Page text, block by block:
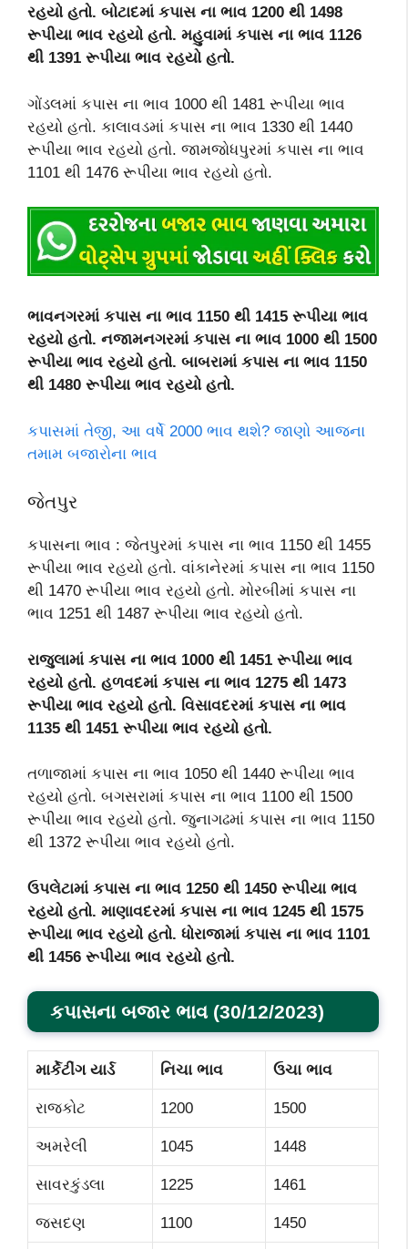
રહયો હતો. બોટાદમાં કપાસ ના ભાવ 1200 થી 1498
રૂપીયા ભાવ રહયો હતો. મહુવામાં કપાસ ના ભાવ 1126
થી 1391 રૂપીયા ભાવ રહયો હતો.
ગોંડલમાં કપાસ ના ભાવ 1000 થી 1481 રૂપીયા ભાવ
રહયો હતો. કાલાવડમાં કપાસ ના ભાવ 1330 થી 1440
રૂપીયા ભાવ રહયો હતો. જામજોધપુરમાં કપાસ ના ભાવ
1101 થી 1476 રૂપીયા ભાવ રહયો હતો.
ભાવનગરમાં કપાસ ના ભાવ 1150 થી 1415 રૂપીયા ભાવ
રહયો હતો. નજામનગરમાં કપાસ ના ભાવ 1000 થી 1500
રૂપીયા ભાવ રહયો હતો. બાબરામાં કપાસ ના ભાવ 1150
થી 1480 રૂપીયા ભાવ રહયો હતો.
કપાસમાં તેજી, આ વર્ષે 2000 ભાવ થશે? જાણો આજના
તમામ બજારોના ભાવ
જેતપુર
કપાસના ભાવ : જેતપુરમાં કપાસ ના ભાવ 1150 થી 1455
રૂપીયા ભાવ રહયો હતો. વાંકાનેરમાં કપાસ ના ભાવ 1150
થી 1470 રૂપીયા ભાવ રહયો હતો. મોરબીમાં કપાસ ના
ભાવ 1251 થી 1487 રૂપીયા ભાવ રહયો હતો.
રાજુલામાં કપાસ ના ભાવ 1000 થી 1451 રૂપીયા ભાવ
રહયો હતો. હળવદમાં કપાસ ના ભાવ 1275 થી 1473
રૂપીયા ભાવ રહયો હતો. વિસાવદરમાં કપાસ ના ભાવ
1135 થી 1451 રૂપીયા ભાવ રહયો હતો.
તળાજામાં કપાસ ના ભાવ 1050 થી 1440 રૂપીયા ભાવ
રહયો હતો. બગસરામાં કપાસ ના ભાવ 1100 થી 1500
રૂપીયા ભાવ રહયો હતો. જુનાગઢમાં કપાસ ના ભાવ 1150
થી 1372 રૂપીયા ભાવ રહયો હતો.
ઉપલેટામાં કપાસ ના ભાવ 1250 થી 1450 રૂપીયા ભાવ
રહયો હતો. માણાવદરમાં કપાસ ના ભાવ 1245 થી 1575
રૂપીયા ભાવ રહયો હતો. ધોરાજામાં કપાસ ના ભાવ 1101
થી 1456 રૂપીયા ભાવ રહયો હતો.
કપાસના બજાર ભાવ (30/12/2023)
માર્કેટીંગ યાર્ડ નિચા ભાવ ઉચા ભાવ
રાજકોટ 1200 1500
અમરેલી 1045 1448
સાવરકુંડલા 1225 1461
જસદણ 1100 1450